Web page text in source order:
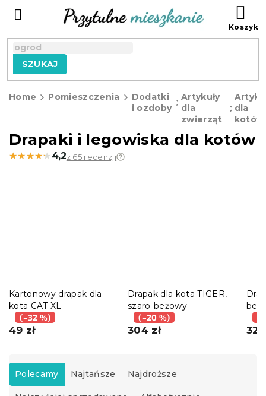
SZUKAJ
Home Pomieszczenia
Dodatki
i ozdoby
Artykuły
dla
zwierząt
dla
kotów
Drapaki i legowiska dla kotów
★★★★★
★★★★★ 4,2z 65 recenzji
Kartonowy drapak dla
kota CAT XL
(–32 %)
49 zł
Drapak dla kota TIGER,
szaro-beżowy
(–20 %)
304 zł
S
o
r
Polecamy Najtańsze Najdroższe